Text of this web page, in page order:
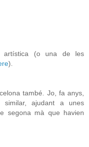
artística (o una de les
).
també. Jo, fa anys,
ajudant a unes
segona mà que havien